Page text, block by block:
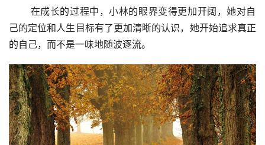
己的定位和人生目标有了更加清晰的认识，她开始追求真正
的自己，而不是一味地随波逐流。